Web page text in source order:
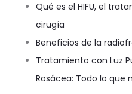
Qué es el HIFU, el
cirugía
Beneficios de la
Tratamiento con Luz
Rosácea: Todo lo que